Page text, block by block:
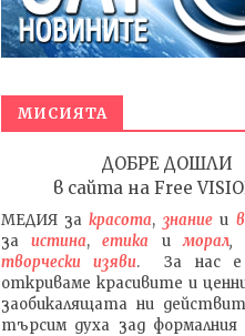
МИСИЯТА
ДОБРЕ ДОШЛИ
в сайта наFree
МЕДИЯзакрасота, знаниеи
за истина,етика иморал,
творчески изяви. За нас е
откриваме красивите и
заобикалящата ни
търсим духа зад